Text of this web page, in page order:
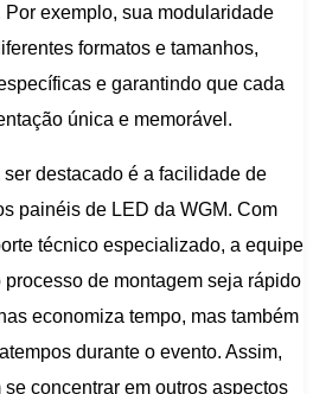
exemplo, sua modularidade
formatos e tamanhos,
e garantindo que cada
única e memorável.
destacado é a facilidade de
painéis de LED da WGM. Com
técnico especializado, a equipe
de montagem seja rápido
economiza tempo, mas também
durante o evento. Assim,
concentrar em outros aspectos